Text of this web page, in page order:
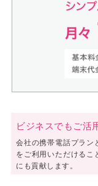
ビジネスでもご活
会社の携帯電話プラン
をご利用いただけるこ
にも貢献します。